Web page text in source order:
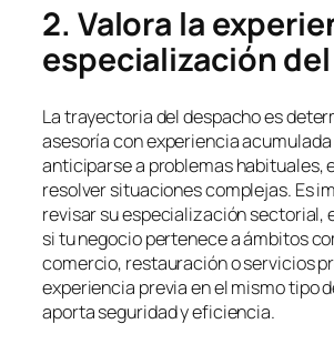
2. Valora la
especialización
La trayectoria del despacho es
asesoría con experiencia
anticiparse a problemas habituales,
resolver situaciones complejas. Es
revisar su especialización sectorial,
si tu negocio pertenece a ámbitos
comercio, restauración o servicios
experiencia previa en el mismo tipo
aporta seguridad y eficiencia.